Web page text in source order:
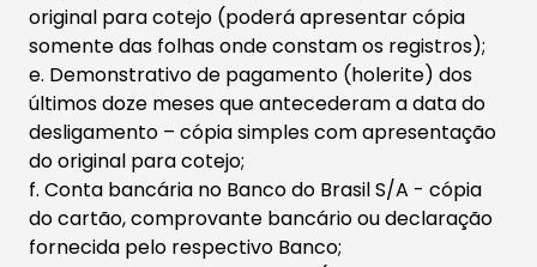
original para cotejo (poderá apresentar cópia
somente das folhas onde constam os registros);
e. Demonstrativo de pagamento (holerite) dos
últimos doze meses que antecederam a data do
desligamento – cópia simples com apresentação
do original para cotejo;
f. Conta bancária no Banco do Brasil S/A - cópia
do cartão, comprovante bancário ou declaração
fornecida pelo respectivo Banco;